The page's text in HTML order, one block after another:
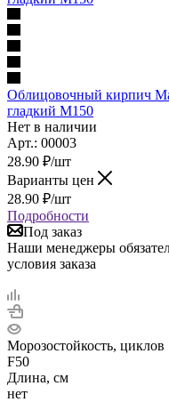
Облицовочный кирпич
гладкий М150
Нет в наличии
Арт.: 00003
28.90 ₽/шт
Варианты цен
28.90 ₽/шт
Подробности
Под заказ
Наши менеджеры
условия заказа
Морозостойкость, циклов
F50
Длина, см
нет